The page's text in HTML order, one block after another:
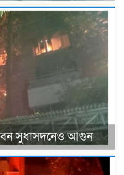
সুধাসদনেও আগুন